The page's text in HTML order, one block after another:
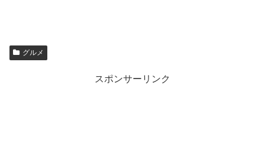
グルメ
スポンサーリンク